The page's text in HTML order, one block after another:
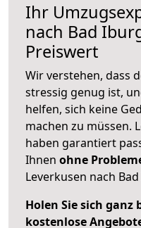
Ihr
nach Bad
Preiswert
Wir verstehen, dass
stressig genug ist,
helfen, sich keine
machen zu müssen.
haben garantiert
Ihnen ohne
Leverkusen nach
Holen Sie sich ganz
kostenlose